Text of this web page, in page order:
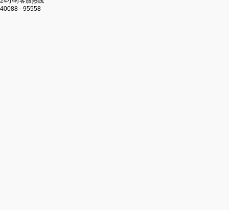
40088 - 95558